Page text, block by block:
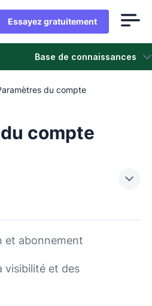
Essayez gratuitement
Base de connaissances
du compte
compte
et abonnement
visibilité et des